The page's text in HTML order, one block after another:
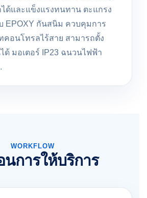
ด้และแข็งแรงทนทาน ตะแกรง
EPOXY กันสนิม ควบคุมการ
คอนโทรลไร้สาย สามารถตั้ง
ด้ มอเตอร์ IP23 ฉนวนไฟฟ้า
WORKFLOW
การให้บริการ